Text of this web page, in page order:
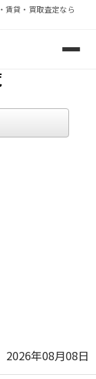
賃貸・買取査定なら
収益物件の売
2026年08月08日